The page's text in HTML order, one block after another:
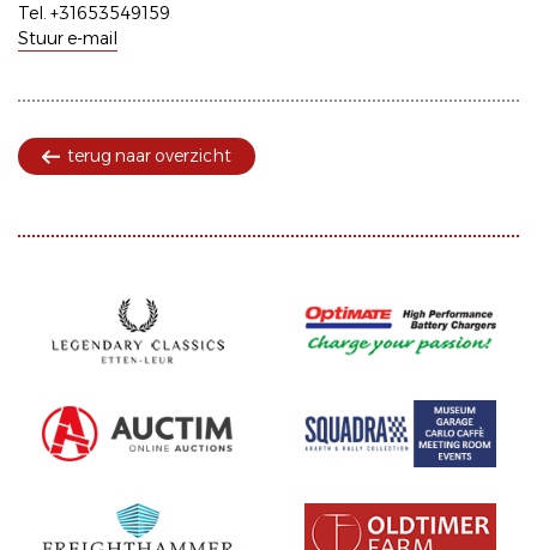
Tel. +31653549159
Stuur e-mail
terug naar overzicht